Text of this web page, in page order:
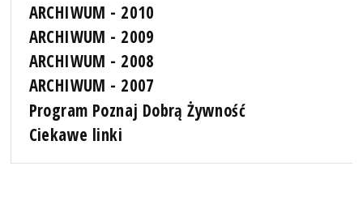
ARCHIWUM - 2010
ARCHIWUM - 2009
ARCHIWUM - 2008
ARCHIWUM - 2007
Program Poznaj Dobrą Żywność
Ciekawe linki